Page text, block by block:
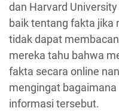
dan Harvard
baik tentang fakta jika
tidak dapat
mereka tahu bahwa
fakta secara online
mengingat
informasi tersebut.